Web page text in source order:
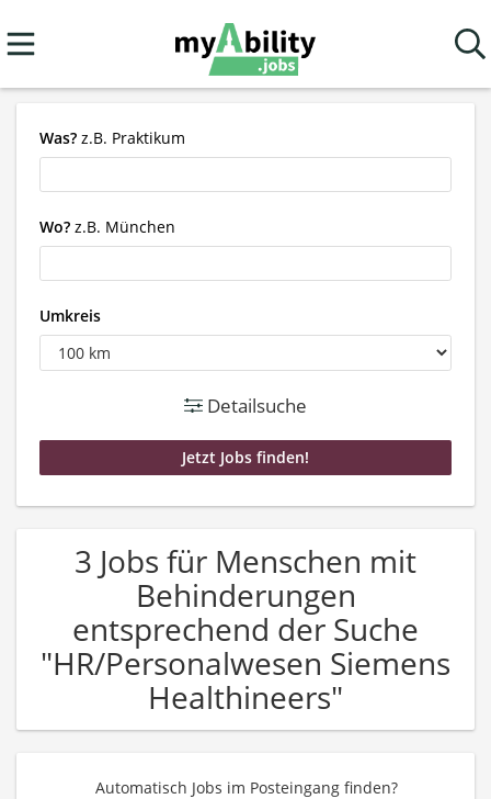
Was? z.B. Praktikum
Wo? z.B. München
Umkreis
Detailsuche
3 Jobs für Menschen mit
Behinderungen
entsprechend der Suche
"HR/Personalwesen Siemens
Healthineers"
Automatisch Jobs im Posteingang finden?